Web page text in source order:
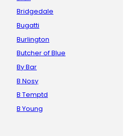
Bridgedale
Bugatti
Burlington
Butcher of Blue
By Bar
B Nosy
B Temptd
B Young